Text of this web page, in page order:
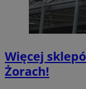
Więcej
Żorach!